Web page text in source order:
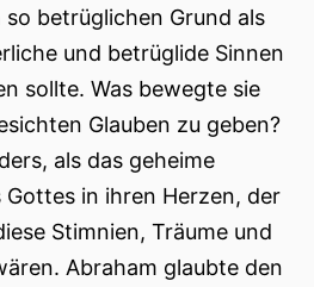
so betrüglichen Grund als
und betrüglide Sinnen
sollte. Was bewegte sie
Glauben zu geben?
als das geheime
Gottes in ihren Herzen, der
Stimnien, Träume und
Abraham glaubte den